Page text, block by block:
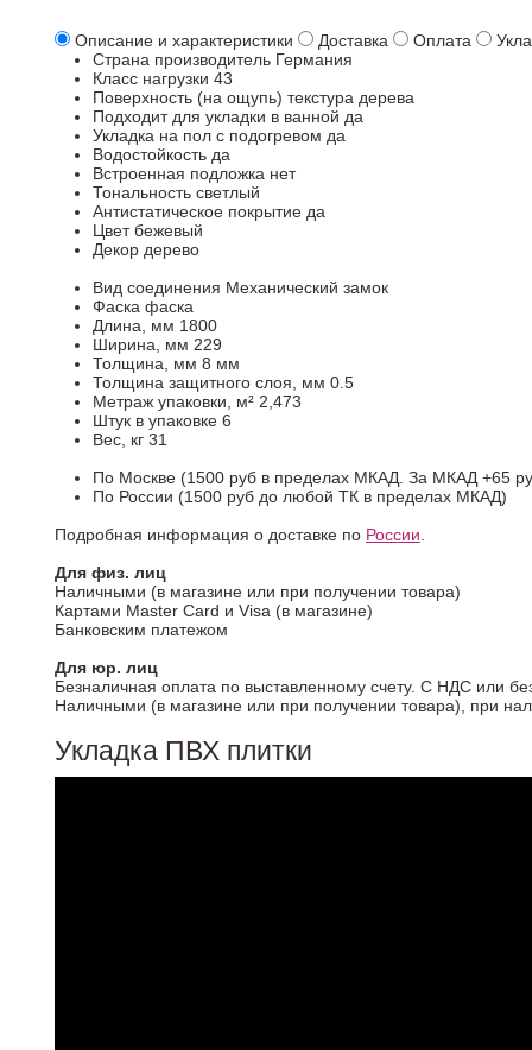
Описание и характеристики Доставка Оплата
Страна производитель Германия
Класс нагрузки 43
Поверхность (на ощупь) текстура дерева
Подходит для укладки в ванной да
Укладка на пол c подогревом да
Водостойкость да
Встроенная подложка нет
Тональность светлый
Антистатическое покрытие да
Цвет бежевый
Декор дерево
Вид соединения Механический замок
Фаска фаска
Длина, мм 1800
Ширина, мм 229
Толщина, мм 8 мм
Толщина защитного слоя, мм 0.5
Метраж упаковки, м² 2,473
Штук в упаковке 6
Вес, кг 31
По Москве (1500 руб в пределах МКАД. За МКАД +65
По России (1500 руб до любой ТК в пределах МКАД)
Подробная информация о доставке по России
Для физ. лиц
Наличными (в магазине или при получении товара)
Картами Master Card и Visa (в магазине)
Банковским платежом
Для юр. лиц
Безналичная оплата по выставленному счету. С НДС или
Наличными (в магазине или при получении товара), при
Укладка ПВХ плитки